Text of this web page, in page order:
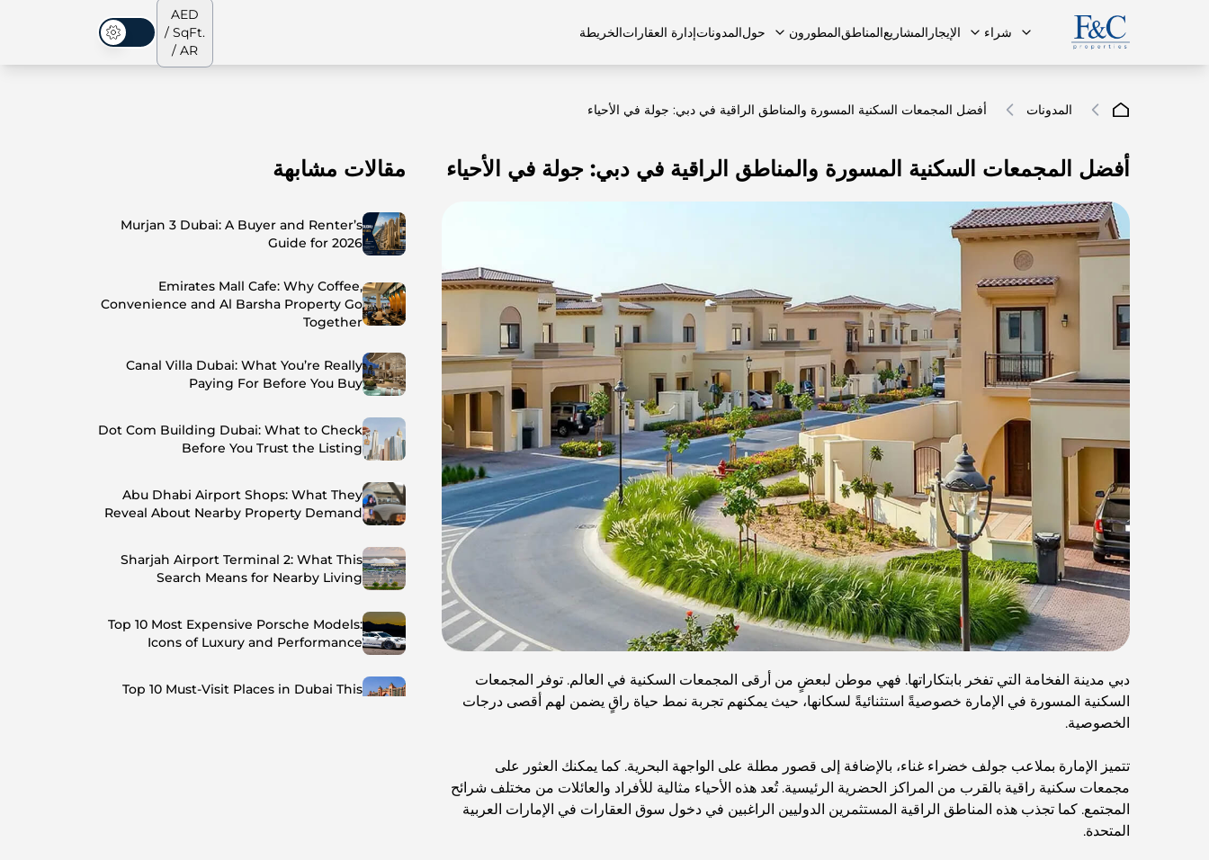
شراء
جميع العقارات الفلل منازل تاون هاوس البنتهاوس
الإيجار
الشقق الفلل منازل تاون هاوس البنتهاوس
المشاريعالمناطقالمطورون حول
من نحن اتصل بنا الوظائف الأسئلة الشائعة فريقنا
المدوناتإدارة العقاراتالخريطة
الوضع المظلم
AED
/ SqFt.
/ AR
المدونات أفضل المجمعات السكنية المسورة والمناطق الراقية في دبي: جولة في الأحياء
أفضل المجمعات السكنية المسورة والمناطق الراقية في دبي: جولة في الأحياء
دبي مدينة الفخامة التي تفخر بابتكاراتها. فهي موطن لبعضٍ من أرقى المجمعات السكنية في العالم. توفر المجمعات
السكنية المسورة في الإمارة خصوصيةً استثنائيةً لسكانها، حيث يمكنهم تجربة نمط حياة راقٍ يضمن لهم أقصى درجات
الخصوصية.
تتميز الإمارة بملاعب جولف خضراء غناء، بالإضافة إلى قصور مطلة على الواجهة البحرية. كما يمكنك العثور على
مجمعات سكنية راقية بالقرب من المراكز الحضرية الرئيسية. تُعد هذه الأحياء مثالية للأفراد والعائلات من مختلف شرائح
المجتمع. كما تجذب هذه المناطق الراقية المستثمرين الدوليين الراغبين في دخول سوق العقارات في الإمارات العربية
المتحدة.
مقالات مشابهة
Murjan 3 Dubai: A Buyer and Renter’s
Guide for 2026
Emirates Mall Cafe: Why Coffee,
Convenience and Al Barsha Property Go
Together
Canal Villa Dubai: What You’re Really
Paying For Before You Buy
Dot Com Building Dubai: What to Check
Before You Trust the Listing
Abu Dhabi Airport Shops: What They
Reveal About Nearby Property Demand
Sharjah Airport Terminal 2: What This
Search Means for Nearby Living
Top 10 Most Expensive Porsche Models:
Icons of Luxury and Performance
Top 10 Must-Visit Places in Dubai This